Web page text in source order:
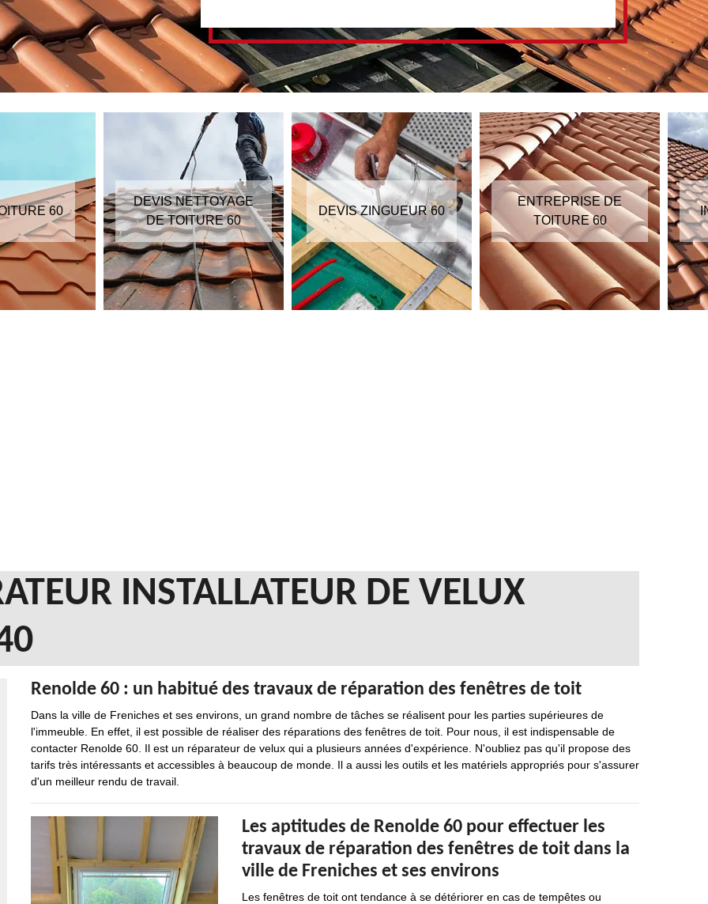
60
DEVIS NETTOYAGE
DE TOITURE 60
DEVIS ZINGUEUR 60
ENTREPRISE DE
TOITURE 60
INSTALLATEUR DE VELUX
Renolde 60 : un habitué des travaux de réparation des fenêtres de toit
Dans la ville de Freniches et ses environs, un grand nombre de tâches se réalisent pour les parties supérieures de
l'immeuble. En effet, il est possible de réaliser des réparations des fenêtres de toit. Pour nous, il est indispensable de
contacter Renolde 60. Il est un réparateur de velux qui a plusieurs années d'expérience. N'oubliez pas qu'il propose des
tarifs très intéressants et accessibles à beaucoup de monde. Il a aussi les outils et les matériels appropriés pour s'assurer
d'un meilleur rendu de travail.
Les aptitudes de Renolde 60 pour effectuer les
travaux de réparation des fenêtres de toit dans la
ville de Freniches et ses environs
Les fenêtres de toit ont tendance à se détériorer en cas de tempêtes ou